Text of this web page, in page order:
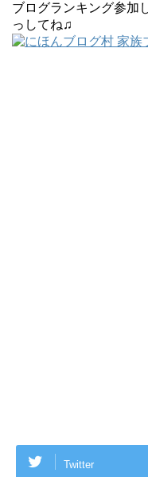
ブログランキング参加
っしてね♫
Twitter